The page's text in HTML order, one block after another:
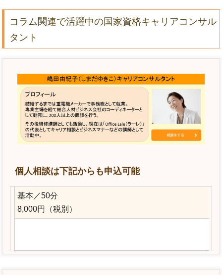
コラム関連で活躍中の国家資格キャリアコンサル
タント
個人相談は下記からも申込可能
基本／50分
8,000円（税別）